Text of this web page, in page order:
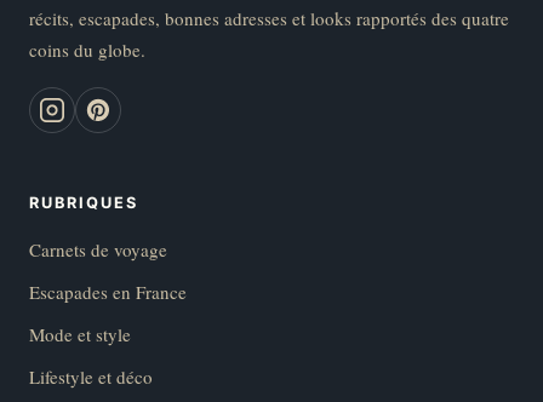
récits, escapades, bonnes adresses et looks rapportés des quatre
coins du globe.
RUBRIQUES
Carnets de voyage
Escapades en France
Mode et style
Lifestyle et déco